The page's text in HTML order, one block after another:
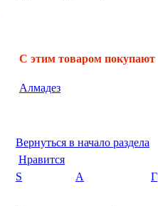
С этим товаром покупают
Алмадез
Вернуться в начало раздела
Нравится
S
А Г